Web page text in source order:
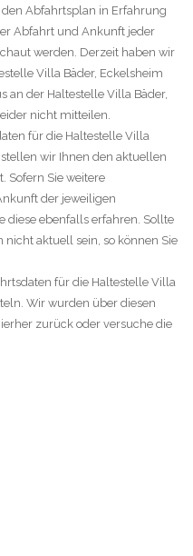
Abfahrtsplan in Erfahrung
Abfahrt und Ankunft jeder
werden. Derzeit haben wir
Villa Bäder, Eckelsheim
an der Haltestelle Villa Bäder,
nicht mitteilen.
für die Haltestelle Villa
wir Ihnen den aktuellen
Sofern Sie weitere
der jeweiligen
diese ebenfalls erfahren. Sollte
aktuell sein, so können Sie
für die Haltestelle Villa
Wir wurden über diesen
zurück oder versuche die